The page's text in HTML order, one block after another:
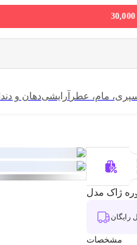
دهان وآرایشی مام، عطر
رایگان
مشخصات